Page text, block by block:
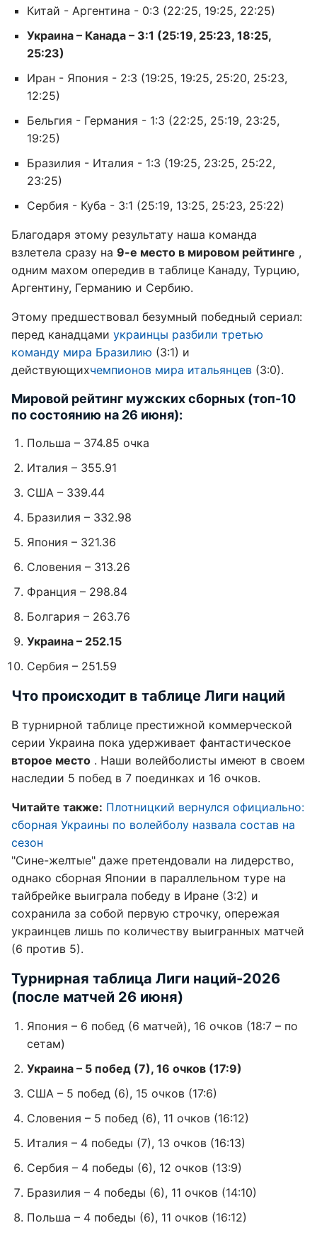
Китай - Аргентина - 0:3 (22:25, 19:25, 22:25)
Украина – Канада – 3:1 (25:19, 25:23, 18:25,
25:23)
Иран - Япония - 2:3 (19:25, 19:25, 25:20, 25:23,
12:25)
Бельгия - Германия - 1:3 (22:25, 25:19, 23:25,
19:25)
Бразилия - Италия - 1:3 (19:25, 23:25, 25:22,
23:25)
Сербия - Куба - 3:1 (25:19, 13:25, 25:23, 25:22)
Благодаря этому результату наша команда
взлетела сразу на 9-е место в мировом рейтинге ,
одним махом опередив в таблице Канаду, Турцию,
Аргентину, Германию и Сербию.
Этому предшествовал безумный победный сериал:
перед канадцами украинцы разбили третью
команду мира Бразилию (3:1) и
действующихчемпионов мира итальянцев (3:0).
Мировой рейтинг мужских сборных (топ-10
по состоянию на 26 июня):
Польша – 374.85 очка
Италия – 355.91
США – 339.44
Бразилия – 332.98
Япония – 321.36
Словения – 313.26
Франция – 298.84
Болгария – 263.76
Украина – 252.15
Сербия – 251.59
Что происходит в таблице Лиги наций
В турнирной таблице престижной коммерческой
серии Украина пока удерживает фантастическое
второе место . Наши волейболисты имеют в своем
наследии 5 побед в 7 поединках и 16 очков.
Читайте также: Плотницкий вернулся официально:
сборная Украины по волейболу назвала состав на
сезон
"Сине-желтые" даже претендовали на лидерство,
однако сборная Японии в параллельном туре на
тайбрейке выиграла победу в Иране (3:2) и
сохранила за собой первую строчку, опережая
украинцев лишь по количеству выигранных матчей
(6 против 5).
Турнирная таблица Лиги наций-2026
(после матчей 26 июня)
Япония – 6 побед (6 матчей), 16 очков (18:7 – по
сетам)
Украина – 5 побед (7), 16 очков (17:9)
США – 5 побед (6), 15 очков (17:6)
Словения – 5 побед (6), 11 очков (16:12)
Италия – 4 победы (7), 13 очков (16:13)
Сербия – 4 победы (6), 12 очков (13:9)
Бразилия – 4 победы (6), 11 очков (14:10)
Польша – 4 победы (6), 11 очков (16:12)